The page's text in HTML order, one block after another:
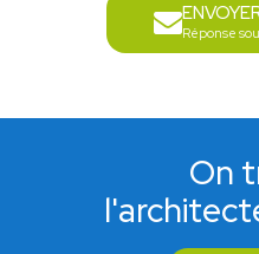
Réponse
On